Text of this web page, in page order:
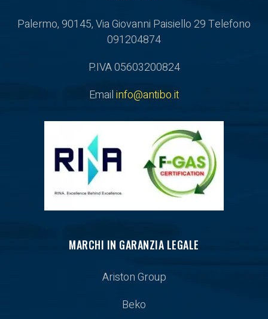
Palermo, 90145, Via Giovanni Paisiello 29Telefono
091204874
P.IVA 05603200824
Emailinfo@antibo.it
MARCHI IN GARANZIA LEGALE
Ariston Group
Beko